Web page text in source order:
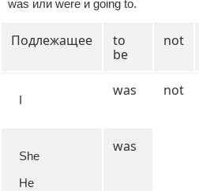
was или were и going to.
Подлежащее
to
be
not
I
was not
She
He
was